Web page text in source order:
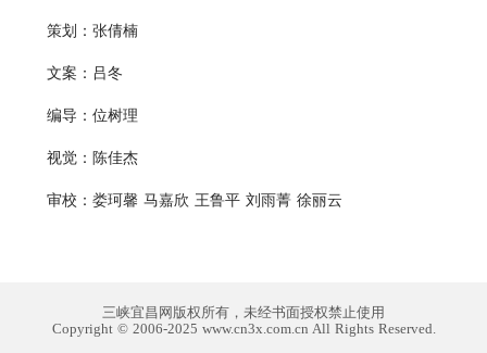
策划：张倩楠
文案：吕冬
编导：位树理
视觉：陈佳杰
审校：娄珂馨 马嘉欣 王鲁平 刘雨菁 徐丽云
三峡宜昌网版权所有，未经书面授权禁止使用
Copyright © 2006-2025 www.cn3x.com.cn All Rights Reserved.